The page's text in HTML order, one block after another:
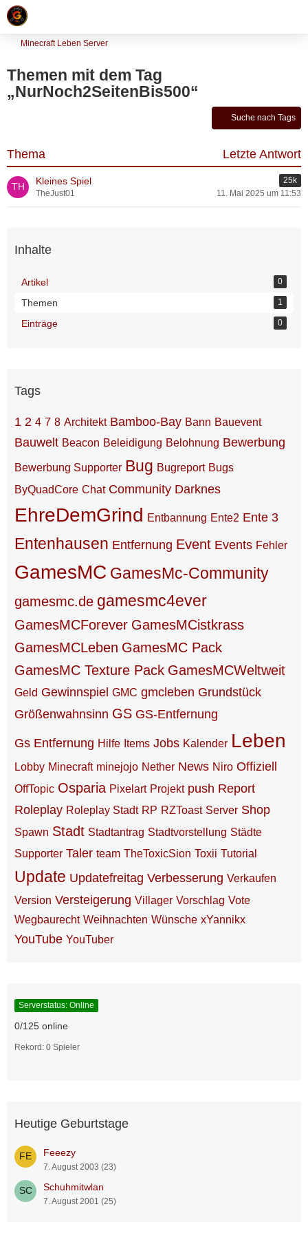
Minecraft Leben Server
Themen mit dem Tag
„NurNoch2SeitenBis500“
Suche nach Tags
Thema Letzte Antwort
Kleines Spiel
25k
TheJust01
11. Mai 2025 um 11:53
Inhalte
Artikel 0
Themen 1
Einträge 0
Tags
1 2 4 7 8 Architekt Bamboo-Bay Bann Bauevent
Bauwelt Beacon Beleidigung Belohnung Bewerbung
Bewerbung Supporter Bug Bugreport Bugs
ByQuadCore Chat Community Darknes
EhreDemGrind Entbannung Ente2 Ente 3
Entenhausen Entfernung Event Events Fehler
GamesMC GamesMc-Community
gamesmc.de gamesmc4ever
GamesMCForever GamesMCistkrass
GamesMCLeben GamesMC Pack
GamesMC Texture Pack GamesMCWeltweit
Geld Gewinnspiel GMC gmcleben Grundstück
Größenwahnsinn GS GS-Entfernung
Gs Entfernung Hilfe Items Jobs Kalender Leben
Lobby Minecraft minejojo Nether News Niro Offiziell
OffTopic Osparia Pixelart Projekt push Report
Roleplay Roleplay Stadt RP RZToast Server Shop
Spawn Stadt Stadtantrag Stadtvorstellung Städte
Supporter Taler team TheToxicSion Toxii Tutorial
Update Updatefreitag Verbesserung Verkaufen
Version Versteigerung Villager Vorschlag Vote
Wegbaurecht Weihnachten Wünsche xYannikx
YouTube YouTuber
Serverstatus: Online
0/125 online
Rekord: 0 Spieler
Heutige Geburtstage
Feeezy
7. August 2003 (23)
Schuhmitwlan
7. August 2001 (25)